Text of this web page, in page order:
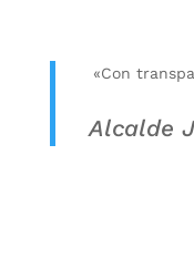
«Con
Alcalde